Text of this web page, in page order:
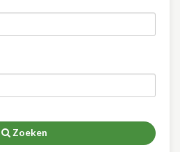
Zoeken